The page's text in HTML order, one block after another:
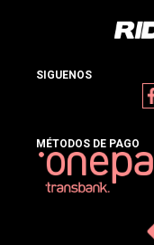
SIGUENOS
MÉTODOS DE PAGO